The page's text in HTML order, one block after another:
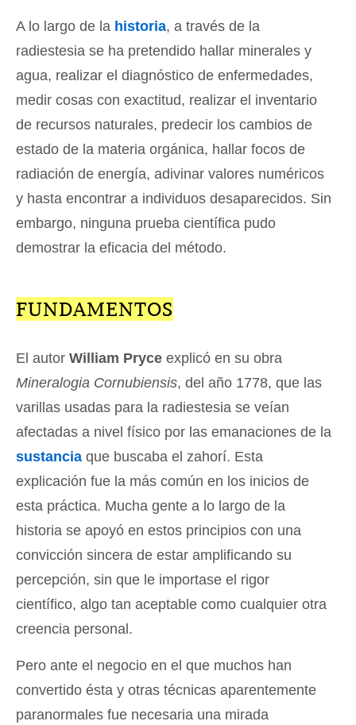
A lo largo de la historia, a través de la
radiestesia se ha pretendido hallar minerales y
agua, realizar el diagnóstico de enfermedades,
medir cosas con exactitud, realizar el inventario
de recursos naturales, predecir los cambios de
estado de la materia orgánica, hallar focos de
radiación de energía, adivinar valores numéricos
y hasta encontrar a individuos desaparecidos. Sin
embargo, ninguna prueba científica pudo
demostrar la eficacia del método.
FUNDAMENTOS
El autor William Pryce explicó en su obra
Mineralogia Cornubiensis, del año 1778, que las
varillas usadas para la radiestesia se veían
afectadas a nivel físico por las emanaciones de la
sustancia que buscaba el zahorí. Esta
explicación fue la más común en los inicios de
esta práctica. Mucha gente a lo largo de la
historia se apoyó en estos principios con una
convicción sincera de estar amplificando su
percepción, sin que le importase el rigor
científico, algo tan aceptable como cualquier otra
creencia personal.
Pero ante el negocio en el que muchos han
convertido ésta y otras técnicas aparentemente
paranormales fue necesaria una mirada